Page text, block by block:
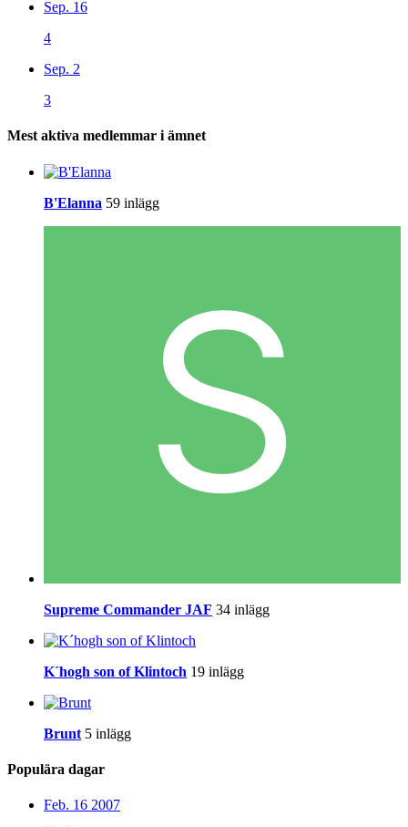
Sep. 16
4
Sep. 2
3
Mest aktiva medlemmar i ämnet
B'Elanna 59 inlägg
Supreme Commander JAF 34 inlägg
K´hogh son of Klintoch 19 inlägg
Brunt 5 inlägg
Populära dagar
Feb. 16 2007